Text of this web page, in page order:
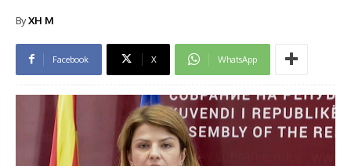
ByXH M
Facebook X WhatsApp